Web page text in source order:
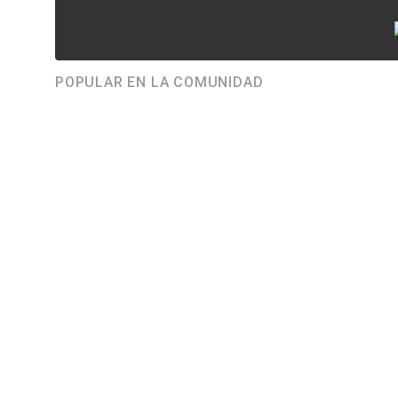
POPULAR EN LA COMUNIDAD